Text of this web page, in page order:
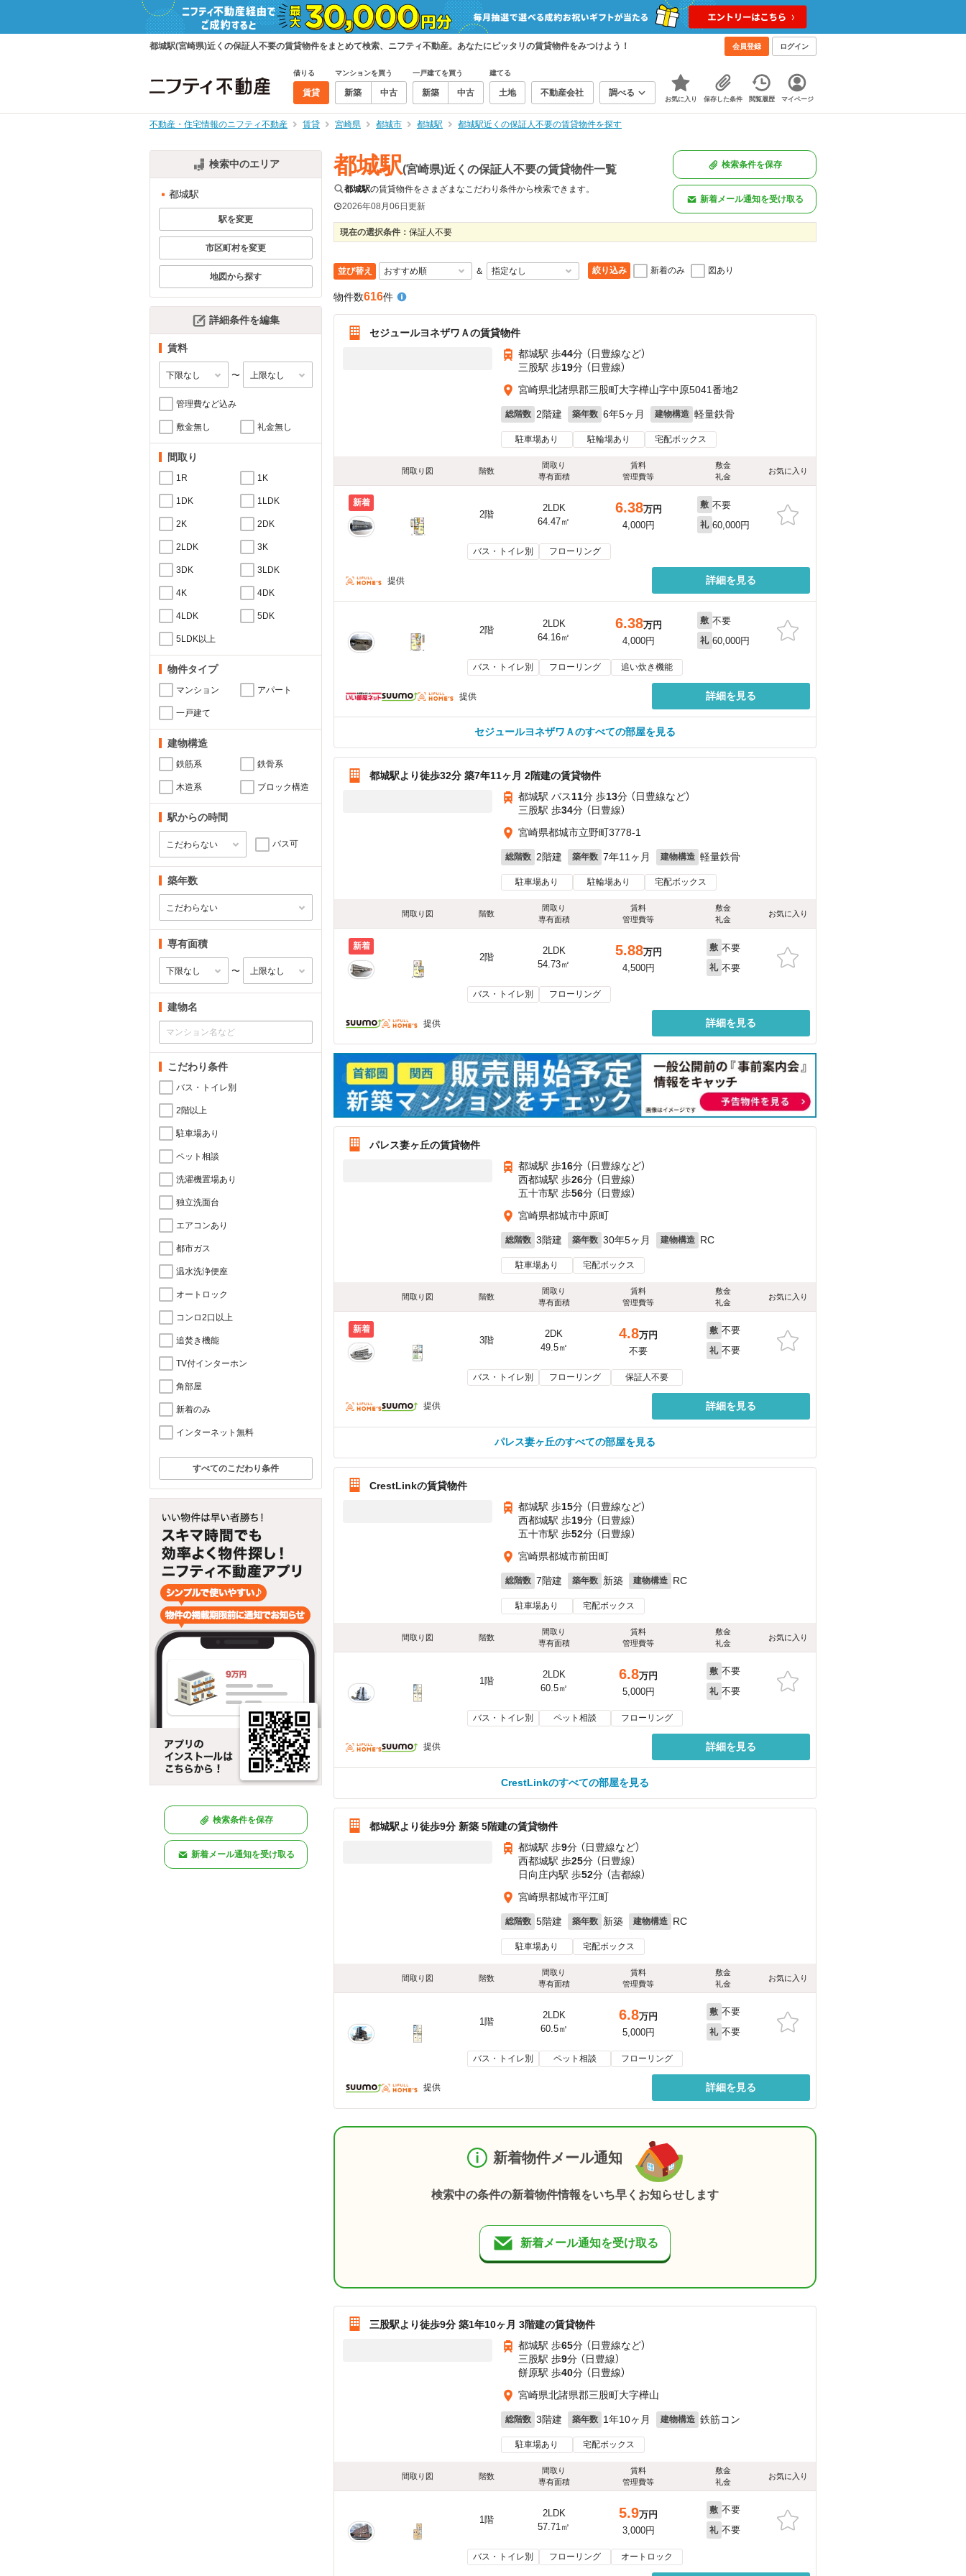
都城駅(宮崎県)近くの保証人不要の賃貸物件をまとめて検索、ニフティ不動産。あなたにピッタリの賃貸物件をみつけよう！ 会員登録 ログイン
借りる
賃貸
マンションを買う
新築 中古
一戸建てを買う
新築 中古
建てる
土地 不動産会社 調べる
お気に入り 保存した条件 閲覧履歴 マイページ
不動産・住宅情報のニフティ不動産 賃貸 宮崎県 都城市 都城駅 都城駅近くの保証人不要の賃貸物件を探す
検索中のエリア
都城駅
駅を変更
市区町村を変更
地図から探す
詳細条件を編集
賃料
〜
管理費など込み
敷金無し 礼金無し
間取り
1R 1K
1DK 1LDK
2K 2DK
2LDK 3K
3DK 3LDK
4K 4DK
4LDK 5DK
5LDK以上
物件タイプ
マンション アパート
一戸建て
建物構造
鉄筋系 鉄骨系
木造系 ブロック構造
駅からの時間
バス可
築年数
専有面積
〜
建物名
こだわり条件
バス・トイレ別
2階以上
駐車場あり
ペット相談
洗濯機置場あり
独立洗面台
エアコンあり
都市ガス
温水洗浄便座
オートロック
コンロ2口以上
追焚き機能
TV付インターホン
角部屋
新着のみ
インターネット無料
すべてのこだわり条件
検索条件を保存
新着メール通知を受け取る
都城駅(宮崎県)近くの保証人不要の賃貸物件一覧
都城駅の賃貸物件をさまざまなこだわり条件から検索できます。
2026年08月06日更新
検索条件を保存
新着メール通知を受け取る
現在の選択条件： 保証人不要
並び替え ＆ 絞り込み 新着のみ 図あり
物件数616件
セジュールヨネザワＡの賃貸物件
都城駅 歩44分 （日豊線など）
三股駅 歩19分 （日豊線）
宮崎県北諸県郡三股町大字樺山字中原5041番地2
総階数 2階建 築年数 6年5ヶ月 建物構造 軽量鉄骨
駐車場あり 駐輪場あり 宅配ボックス
間取り図 階数
間取り
専有面積
賃料
管理費等
敷金
礼金
お気に入り
新着
2階
2LDK
64.47㎡
6.38万円
4,000円
敷 不要
礼 60,000円
バス・トイレ別 フローリング
提供 詳細を見る
2階
2LDK
64.16㎡
6.38万円
4,000円
敷 不要
礼 60,000円
バス・トイレ別 フローリング 追い炊き機能
提供 詳細を見る
セジュールヨネザワＡのすべての部屋を見る
都城駅より徒歩32分 築7年11ヶ月 2階建の賃貸物件
都城駅 バス11分 歩13分 （日豊線など）
三股駅 歩34分 （日豊線）
宮崎県都城市立野町3778-1
総階数 2階建 築年数 7年11ヶ月 建物構造 軽量鉄骨
駐車場あり 駐輪場あり 宅配ボックス
間取り図 階数
間取り
専有面積
賃料
管理費等
敷金
礼金
お気に入り
新着
2階
2LDK
54.73㎡
5.88万円
4,500円
敷 不要
礼 不要
バス・トイレ別 フローリング
提供 詳細を見る
パレス妻ヶ丘の賃貸物件
都城駅 歩16分 （日豊線など）
西都城駅 歩26分 （日豊線）
五十市駅 歩56分 （日豊線）
宮崎県都城市中原町
総階数 3階建 築年数 30年5ヶ月 建物構造 RC
駐車場あり 宅配ボックス
間取り図 階数
間取り
専有面積
賃料
管理費等
敷金
礼金
お気に入り
新着
3階
2DK
49.5㎡
4.8万円
不要
敷 不要
礼 不要
バス・トイレ別 フローリング 保証人不要
提供 詳細を見る
パレス妻ヶ丘のすべての部屋を見る
CrestLinkの賃貸物件
都城駅 歩15分 （日豊線など）
西都城駅 歩19分 （日豊線）
五十市駅 歩52分 （日豊線）
宮崎県都城市前田町
総階数 7階建 築年数 新築 建物構造 RC
駐車場あり 宅配ボックス
間取り図 階数
間取り
専有面積
賃料
管理費等
敷金
礼金
お気に入り
1階
2LDK
60.5㎡
6.8万円
5,000円
敷 不要
礼 不要
バス・トイレ別 ペット相談 フローリング
提供 詳細を見る
CrestLinkのすべての部屋を見る
都城駅より徒歩9分 新築 5階建の賃貸物件
都城駅 歩9分 （日豊線など）
西都城駅 歩25分 （日豊線）
日向庄内駅 歩52分 （吉都線）
宮崎県都城市平江町
総階数 5階建 築年数 新築 建物構造 RC
駐車場あり 宅配ボックス
間取り図 階数
間取り
専有面積
賃料
管理費等
敷金
礼金
お気に入り
1階
2LDK
60.5㎡
6.8万円
5,000円
敷 不要
礼 不要
バス・トイレ別 ペット相談 フローリング
提供 詳細を見る
新着物件メール通知
検索中の条件の新着物件情報をいち早くお知らせします
新着メール通知を受け取る
三股駅より徒歩9分 築1年10ヶ月 3階建の賃貸物件
都城駅 歩65分 （日豊線など）
三股駅 歩9分 （日豊線）
餅原駅 歩40分 （日豊線）
宮崎県北諸県郡三股町大字樺山
総階数 3階建 築年数 1年10ヶ月 建物構造 鉄筋コン
駐車場あり 宅配ボックス
間取り図 階数
間取り
専有面積
賃料
管理費等
敷金
礼金
お気に入り
1階
2LDK
57.71㎡
5.9万円
3,000円
敷 不要
礼 不要
バス・トイレ別 フローリング オートロック